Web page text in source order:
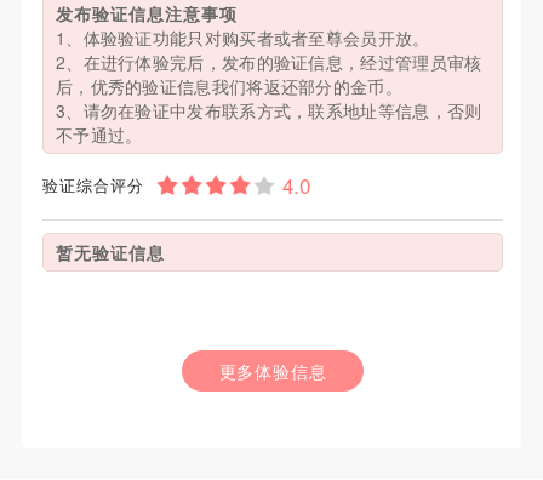
发布验证信息注意事项
1、体验验证功能只对购买者或者至尊会员开放。
2、在进行体验完后，发布的验证信息，经过管理员审核
后，优秀的验证信息我们将返还部分的金币。
3、请勿在验证中发布联系方式，联系地址等信息，否则
不予通过。
验证综合评分
暂无验证信息
更多体验信息